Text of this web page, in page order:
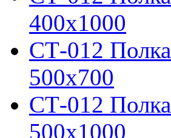
400х1000
СТ-012 Полка
500х700
СТ-012 Полка
500х1000